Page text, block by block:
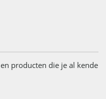
producten die je al kende